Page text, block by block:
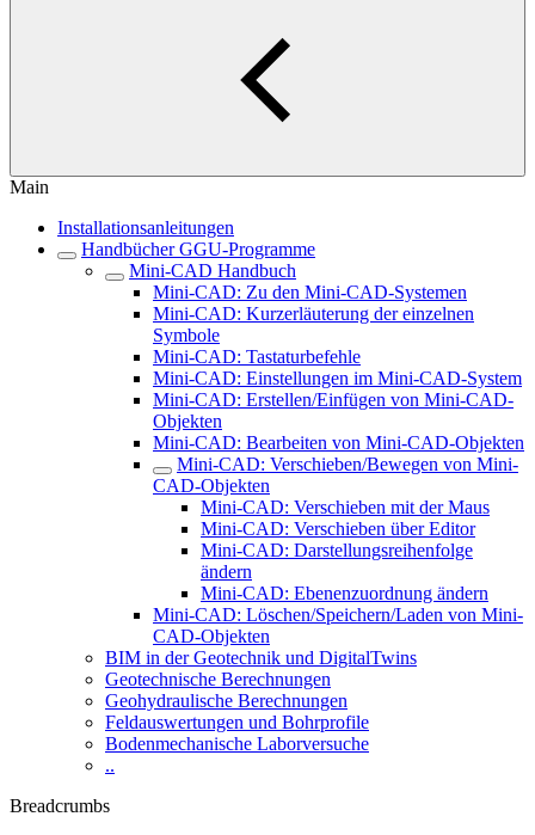
Main
Installationsanleitungen
Handbücher GGU-Programme
Mini-CAD Handbuch
Mini-CAD: Zu den Mini-CAD-Systemen
Mini-CAD: Kurzerläuterung der einzelnen
Symbole
Mini-CAD: Tastaturbefehle
Mini-CAD: Einstellungen im Mini-CAD-System
Mini-CAD: Erstellen/Einfügen von Mini-CAD-
Objekten
Mini-CAD: Bearbeiten von Mini-CAD-Objekten
Mini-CAD: Verschieben/Bewegen von Mini-
CAD-Objekten
Mini-CAD: Verschieben mit der Maus
Mini-CAD: Verschieben über Editor
Mini-CAD: Darstellungsreihenfolge
ändern
Mini-CAD: Ebenenzuordnung ändern
Mini-CAD: Löschen/Speichern/Laden von Mini-
CAD-Objekten
BIM in der Geotechnik und DigitalTwins
Geotechnische Berechnungen
Geohydraulische Berechnungen
Feldauswertungen und Bohrprofile
Bodenmechanische Laborversuche
..
Breadcrumbs